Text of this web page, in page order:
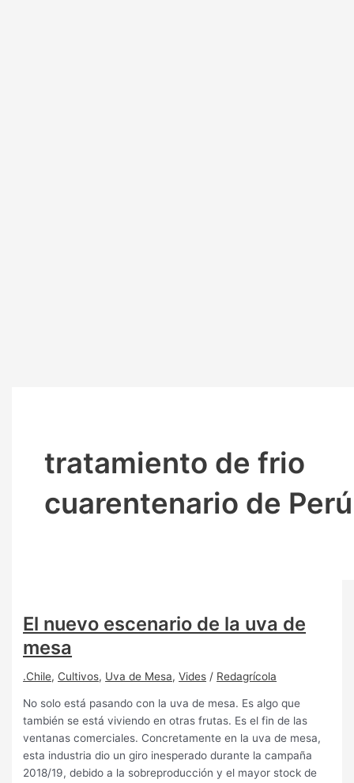
tratamiento de frio
cuarentenario de Perú
El nuevo escenario de la uva de
mesa
.Chile, Cultivos, Uva de Mesa,Vides / Redagrícola
No solo está pasando con la uva de mesa. Es algo que
también se está viviendo en otras frutas. Es el fin de las
ventanas comerciales. Concretamente en la uva de mesa,
esta industria dio un giro inesperado durante la campaña
2018/19, debido a la sobreproducción y el mayor stock de